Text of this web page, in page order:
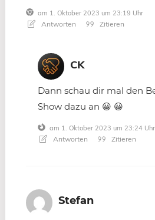
am 1. Oktober 2023 um 23:19 Uhr
Antworten Zitieren
CK
Dann schau dir mal den
Show dazu an 😀 😀
am 1. Oktober 2023 um 23:24 Uhr
Antworten Zitieren
Stefan